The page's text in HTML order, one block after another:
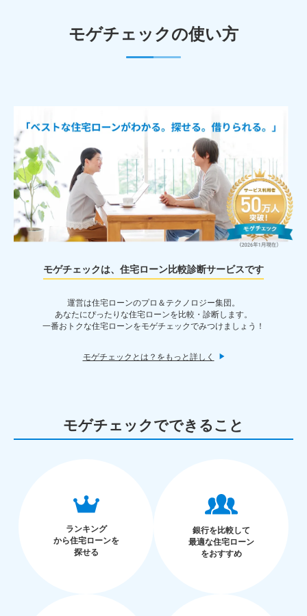
モゲチェックの使い方
モゲチェックは、住宅ローン比較診断サービスです
運営は住宅ローンのプロ＆テクノロジー集団。
あなたにぴったりな住宅ローンを比較・診断します。
一番おトクな住宅ローンをモゲチェックでみつけましょう！
モゲチェックとは？をもっと詳しく
モゲチェックでできること
ランキング
から住宅ローンを
探せる
銀行を比較して
最適な住宅ローン
をおすすめ